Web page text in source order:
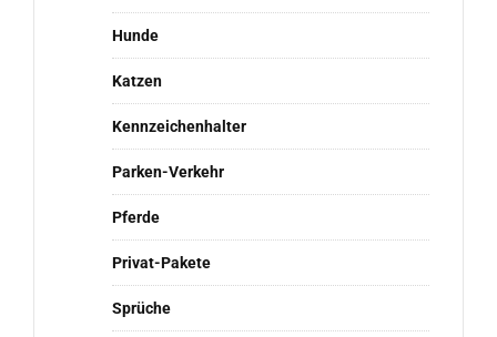
Hunde
Katzen
Kennzeichenhalter
Parken-Verkehr
Pferde
Privat-Pakete
Sprüche